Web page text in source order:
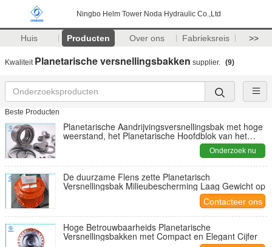
Ningbo Helm Tower Noda Hydraulic Co.,Ltd
Huis Producten Over ons Fabrieksreis >>
Kwaliteit Planetarische versnellingsbakken supplier. (9)
Beste Producten
Planetarische Aandrijvingsversnellingsbak met hoge
weerstand, het Planetarische Hoofdblok van het
Onderzoek nu
De duurzame Flens zette Planetarisch
Versnellingsbak Milieubescherming Laag Gewicht op
Contacteer ons
Hoge Betrouwbaarheids Planetarische
Versnellingsbakken met Compact en Elegant Cijfer